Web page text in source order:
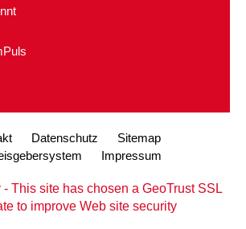
Datenschutz
Sitemap
Impressum